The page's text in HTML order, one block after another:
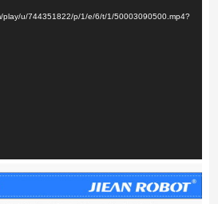
播
play/u/744351822/p/1/e/6/t/1/50003090500.mp4?